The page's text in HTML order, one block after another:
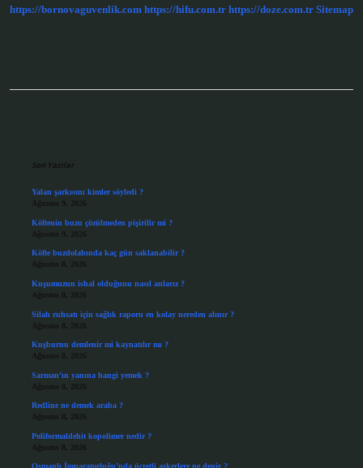
https://bornovaguvenlik.com https://hifu.com.tr https://doze.com.tr Sitemap
Son Yazılar
Yalan şarkısını kimler söyledi ?
Ağustos 9, 2026
Köftenin buzu çözülmeden pişirilir mi ?
Ağustos 9, 2026
Köfte buzdolabında kaç gün saklanabilir ?
Ağustos 8, 2026
Kuşumuzun ishal olduğunu nasıl anlarız ?
Ağustos 8, 2026
Silah ruhsatı için sağlık raporu en kolay nereden alınır ?
Ağustos 8, 2026
Kuşburnu demlenir mi kaynatılır mı ?
Ağustos 8, 2026
Sarman’ın yanına hangi yemek ?
Ağustos 8, 2026
Redline ne demek araba ?
Ağustos 8, 2026
Poliformaldehit kopolimer nedir ?
Ağustos 8, 2026